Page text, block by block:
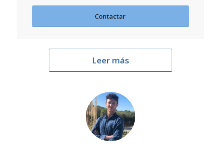
Contactar
Leer más